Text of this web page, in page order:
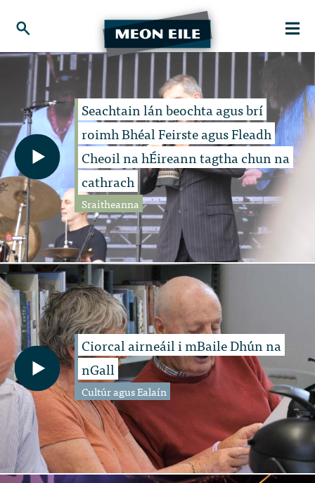
Seachtain lán beochta agus brí
roimh Bhéal Feirste agus Fleadh
Cheoil na hÉireann tagtha chun na
cathrach
Sraitheanna
Ciorcal airneáil i mBaile Dhún na
nGall
Cultúr agus Ealaín